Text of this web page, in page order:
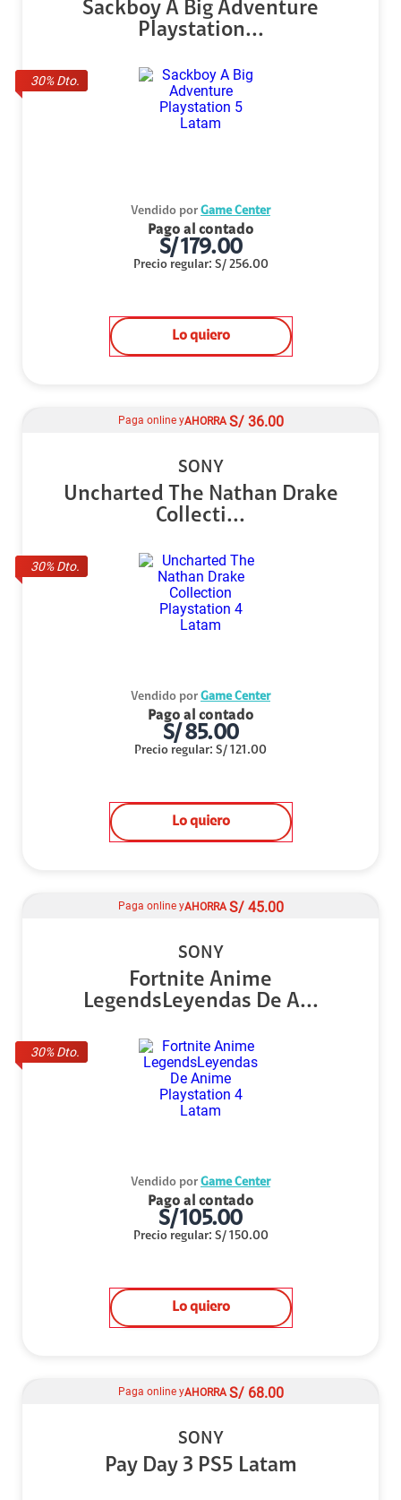
30% Dto.
Sackboy A Big Adventure
Playstation...
Vendido por Game Center
Pago al contado
S/179.00
Precio regular: S/ 256.00
Lo quiero
30% Dto.
Paga online yAHORRA S/ 36.00
SONY
Uncharted The Nathan Drake
Collecti...
Vendido por Game Center
Pago al contado
S/85.00
Precio regular: S/ 121.00
Lo quiero
30% Dto.
Paga online yAHORRA S/ 45.00
SONY
Fortnite Anime
LegendsLeyendas De A...
Vendido por Game Center
Pago al contado
S/105.00
Precio regular: S/ 150.00
Lo quiero
Paga online yAHORRA S/ 68.00
SONY
Pay Day 3 PS5 Latam